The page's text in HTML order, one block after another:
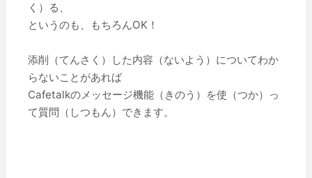
く）る、
というのも、もちろんOK！
添削（てんさく）した内容（ないよう）についてわか
らないことがあれば
Cafetalkのメッセージ機能（きのう）を使（つか）っ
て質問（しつもん）できます。